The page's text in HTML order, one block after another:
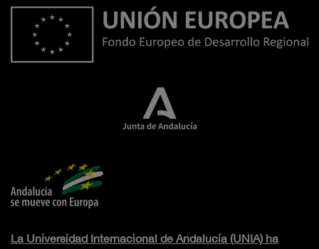
La Universidad Internacional de Andalucía (UNIA) ha